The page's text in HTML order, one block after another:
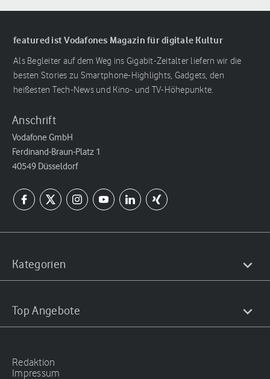
featured ist Vodafones Magazin für digitale Kultur
Als Begleiter auf dem Weg ins Gigabit-Zeitalter liefern wir die
besten Stories zu Smartphone-Highlights, Gadgets, den
heißesten Tech-News und Kino- und TV-Höhepunkte.
Anschrift
Vodafone GmbH
Ferdinand-Braun-Platz 1
40549 Düsseldorf
Kategorien
Top Angebote
Redaktion
Impressum